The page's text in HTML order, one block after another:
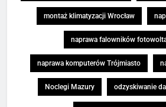
montaż klimatyzacji Wrocław
naprawa falowników
naprawa komputerów Trójmiasto
Noclegi Mazury odzyskiwanie